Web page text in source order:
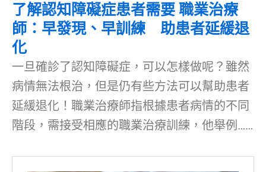
了解認知障礙症患者需要 職業治療
師：早發現、早訓練 助患者延緩退
化
一旦確診了認知障礙症，可以怎樣做呢？雖然
病情無法根治，但是仍有些方法可以幫助患者
延緩退化！職業治療師指根據患者病情的不同
階段，需接受相應的職業治療訓練，他舉例……